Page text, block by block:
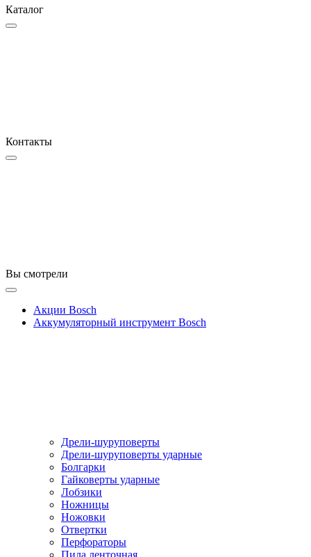
Каталог
Контакты
Вы смотрели
Акции Bosch
Аккумуляторный инструмент Bosch
Дрели-шуруповерты
Дрели-шуруповерты ударные
Болгарки
Гайковерты ударные
Лобзики
Ножницы
Ножовки
Отвертки
Перфораторы
Пила ленточная